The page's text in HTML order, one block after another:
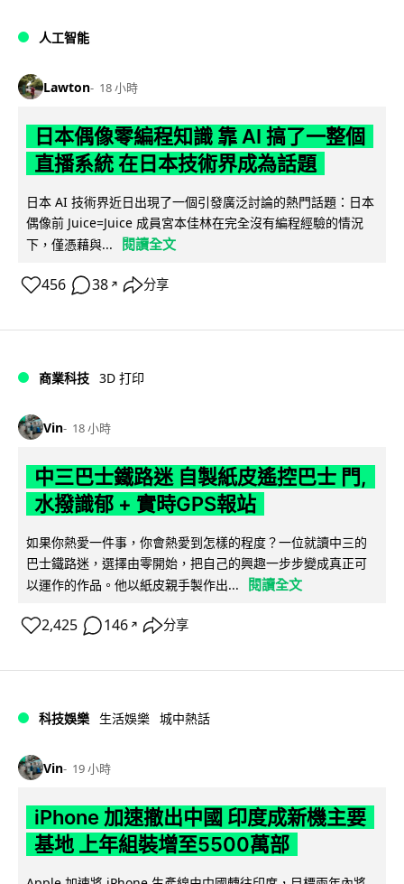
人工智能
Lawton 18 小時
日本偶像零編程知識 靠 AI 搞了一整個
直播系統 在日本技術界成為話題
日本 AI 技術界近日出現了一個引發廣泛討論的熱門話題：日本
偶像前 Juice=Juice 成員宮本佳林在完全沒有編程經驗的情況
下，僅憑藉與...
閱讀全文
456 38 ↗ 分享
商業科技 3D 打印
Vin 18 小時
中三巴士鐵路迷 自製紙皮遙控巴士 門,
水撥識郁 + 實時GPS報站
如果你熱愛一件事，你會熱愛到怎樣的程度？一位就讀中三的
巴士鐵路迷，選擇由零開始，把自己的興趣一步步變成真正可
以運作的作品。他以紙皮親手製作出...
閱讀全文
2,425 146 ↗ 分享
科技娛樂 生活娛樂 城中熱話
Vin 19 小時
iPhone 加速撤出中國 印度成新機主要
基地 上年組裝增至5500萬部